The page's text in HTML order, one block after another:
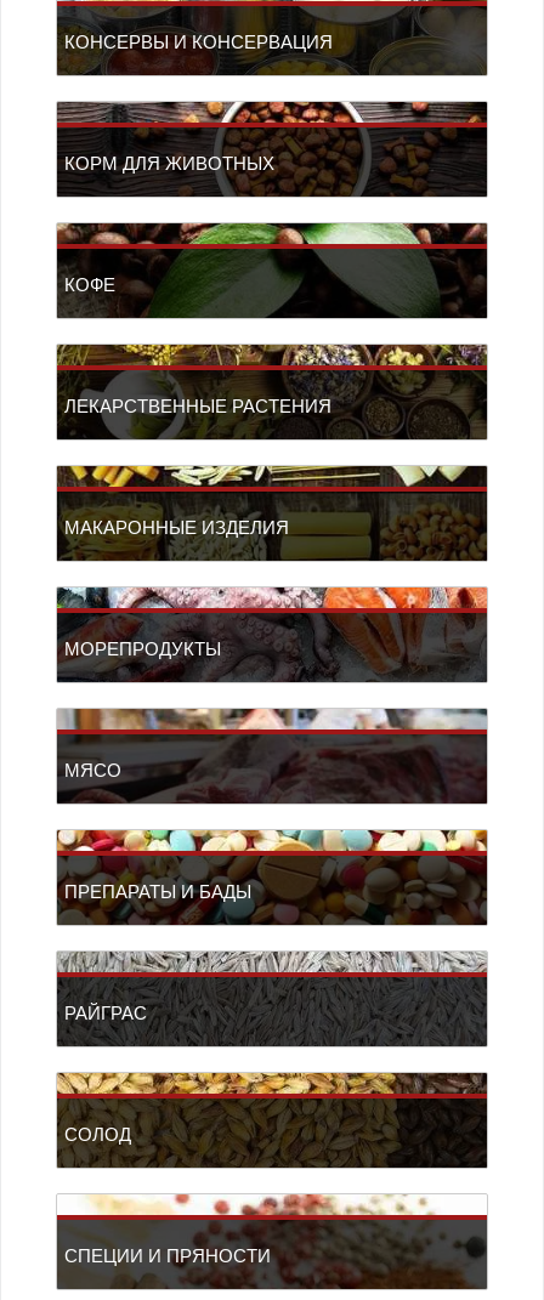
КОНСЕРВЫ И КОНСЕРВАЦИЯ
КОРМ ДЛЯ ЖИВОТНЫХ
КОФЕ
ЛЕКАРСТВЕННЫЕ РАСТЕНИЯ
МАКАРОННЫЕ ИЗДЕЛИЯ
МОРЕПРОДУКТЫ
МЯСО
ПРЕПАРАТЫ И БАДЫ
РАЙГРАС
СОЛОД
СПЕЦИИ И ПРЯНОСТИ